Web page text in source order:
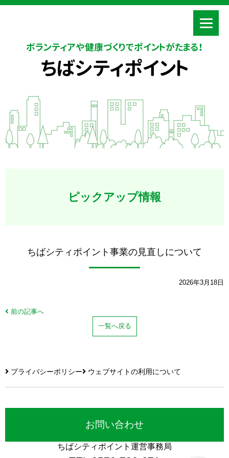
ボランティアや健康づくりでポイントがたまる！
ちばシティポイント
ピックアップ情報
ちばシティポイント事業の見直しについて
2026年3月18日
前の記事へ
一覧へ戻る
プライバシーポリシー ウェブサイトの利用について
お問い合わせ
ちばシティポイント運営事務局